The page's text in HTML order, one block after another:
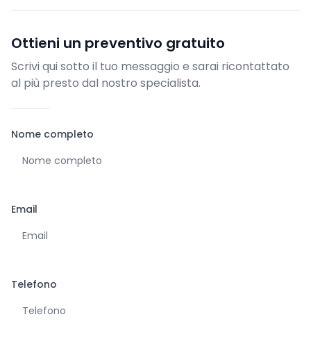
Ottieni un preventivo gratuito
Scrivi qui sotto il tuo messaggio e sarai ricontattato
al più presto dal nostro specialista.
Nome completo
Email
Telefono